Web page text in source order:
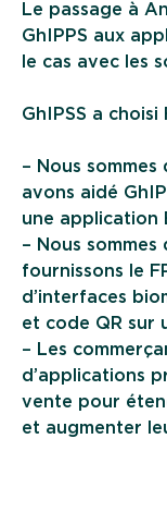
Le passage à
GhIPPS aux
le cas avec les
GhIPSS a
– Nous
avons aidé
une application
– Nous
fournissons le
d’interfaces
et code QR sur
– Les
d’applications
vente pour
et augmenter